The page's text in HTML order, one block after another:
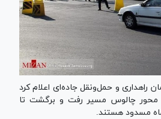
راهداری و حمل‌ونقل جاده‌ای اعلام کرد
و محور چالوس مسیر رفت و برگشت تا